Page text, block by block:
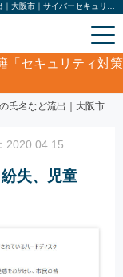
「セキュリティ対策
ース
氏名など流出｜大阪市
失、児童